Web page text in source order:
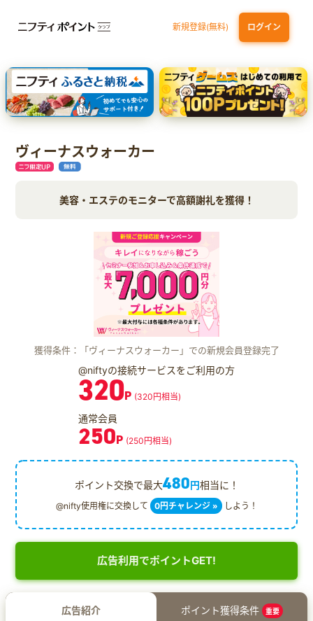
新規登録(無料) ログイン
dカード 九州カードNEXT JCB ORIGINAL SERIES：JCBカード S
三井住友カード ゴールド（NL）（家族カード発行）
【実質初月無料】DMM | Disney+(ディズニープラス) セットプラン
ヴィーナスウォーカー
美容・エステのモニターで高額謝礼を獲得！
獲得条件：「ヴィーナスウォーカー」での新規会員登録完了
@niftyの接続サービスをご利用の方
320P (320円相当)
通常会員
250P (250円相当)
ポイント交換で最大480円相当に！
@nifty使用権に交換して 0円チャレンジ » しよう！
広告利用でポイントGET!
広告紹介 ポイント獲得条件 重要